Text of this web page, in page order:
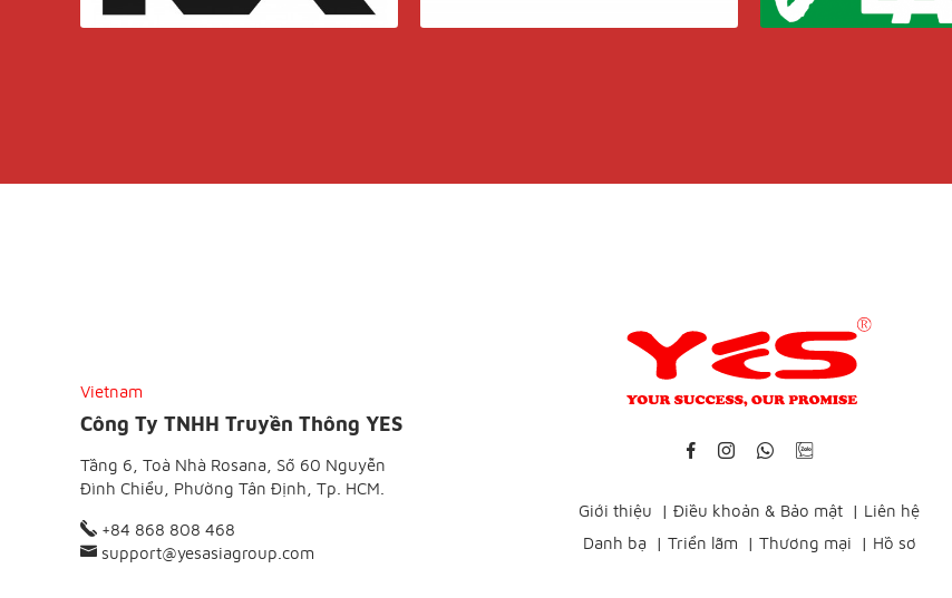
Vietnam
Công Ty TNHH Truyền Thông YES
Tầng 6, Toà Nhà Rosana, Số 60 Nguyễn
Đình Chiểu, Phường Tân Định, Tp. HCM.
+84 868 808 468
support@yesasiagroup.com
Giới thiệu | Điều khoản & Bảo mật | Liên hệ
Danh bạ
| Triển lãm | Thương mại | Hồ sơ